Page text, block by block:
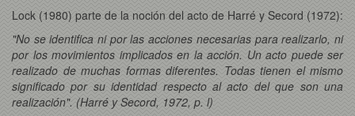
Lock (1980) parte de la noción del acto de Harré y Secord (1972):
"No se identifica ni por las acciones necesarias para realizarlo, ni
por los movimientos implicados en la acción. Un acto puede ser
realizado de muchas formas diferentes. Todas tienen el mismo
significado por su identidad respecto al acto del que son una
realización". (Harré y Secord, 1972, p. l)